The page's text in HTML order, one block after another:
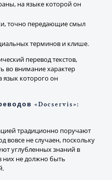
на языке которой он
точно передающие смыл
терминов и клише.
перевод текстов,
во внимание характер
язык которого он
«Docservis»:
традиционно поручают
вовсе не случаен, поскольку
углубленных знаний в
них не должно быть